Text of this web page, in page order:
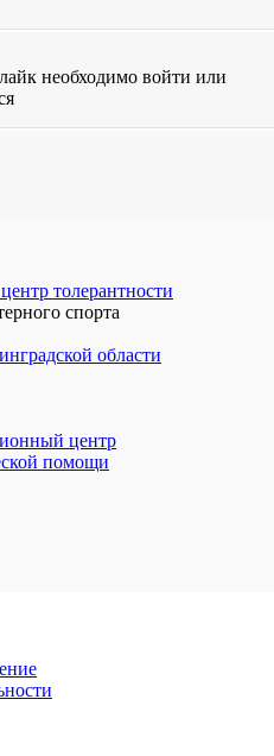
необходимо войти или
толерантности
спорта
области
центр
помощи